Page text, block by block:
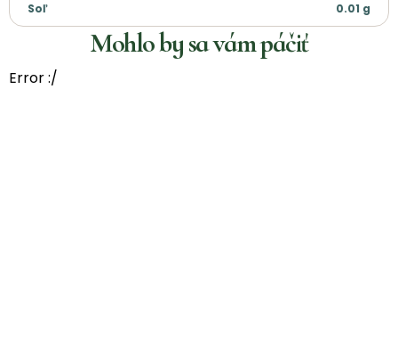
Soľ 0.01 g
Mohlo by sa vám páčiť
Error :/